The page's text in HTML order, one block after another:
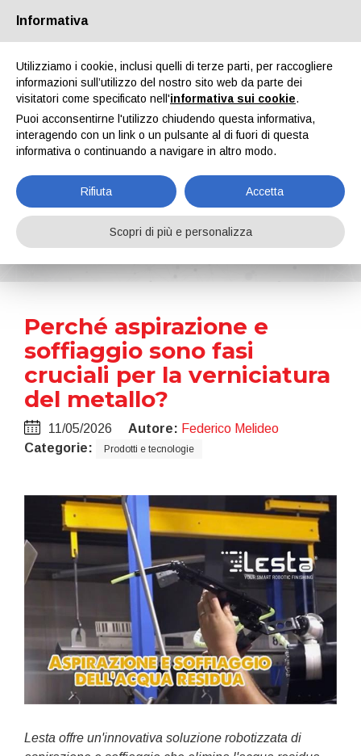
Chi siamo Partners Contatti Area riservata
News
Home Notizie Perché aspirazione e soffiaggio sono fasi cruciali per la verniciatura del metallo?
Perché aspirazione e
soffiaggio sono fasi
cruciali per la verniciatura
del metallo?
11/05/2026 Autore: Federico Melideo
Categorie:
Prodotti e tecnologie
Lesta offre un'innovativa soluzione robotizzata di
Informativa
Utilizziamo i cookie, inclusi quelli di terze parti, per raccogliere
informazioni sull’utilizzo del nostro sito web da parte dei
visitatori come specificato nell'informativa sui cookie.
Puoi acconsentirne l'utilizzo chiudendo questa informativa,
interagendo con un link o un pulsante al di fuori di questa
informativa o continuando a navigare in altro modo.
Rifiuta Accetta
Scopri di più e personalizza